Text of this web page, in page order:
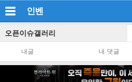
인벤
오픈이슈갤러리
내글 내 댓글